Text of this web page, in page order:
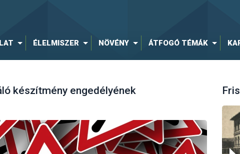
ÉLELMISZER NÖVÉNY ÁTFOGÓ TÉMÁK
készítmény engedélyének